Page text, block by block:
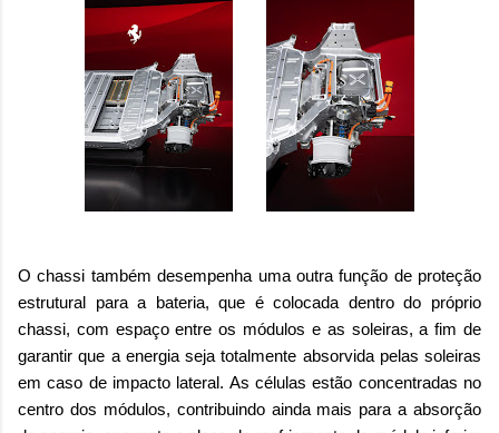
O chassi também desempenha uma outra função de proteção
estrutural para a bateria, que é colocada dentro do próprio
chassi, com espaço entre os módulos e as soleiras, a fim de
garantir que a energia seja totalmente absorvida pelas soleiras
em caso de impacto lateral. As células estão concentradas no
centro dos módulos, contribuindo ainda mais para a absorção